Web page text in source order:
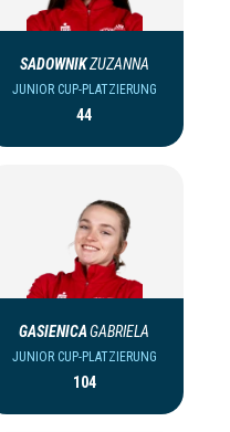
SADOWNIKZUZANNA
JUNIOR CUP-PLATZIERUNG
44
GASIENICAGABRIELA
JUNIOR CUP-PLATZIERUNG
104